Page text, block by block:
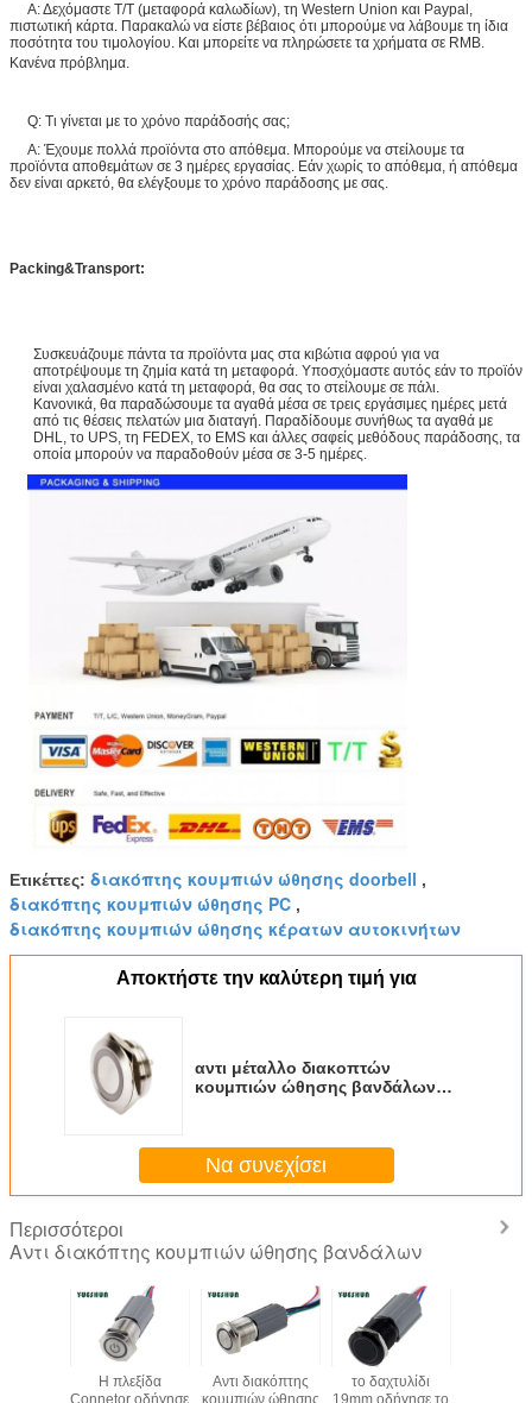
Α: Δεχόμαστε T/T (μεταφορά καλωδίων), τη Western Union και Paypal,
πιστωτική κάρτα. Παρακαλώ να είστε βέβαιος ότι μπορούμε να λάβουμε τη ίδια
ποσότητα του τιμολογίου. Και μπορείτε να πληρώσετε τα χρήματα σε RMB.
Κανένα πρόβλημα.
Q: Τι γίνεται με το χρόνο παράδοσής σας;
Α: Έχουμε πολλά προϊόντα στο απόθεμα. Μπορούμε να στείλουμε τα
προϊόντα αποθεμάτων σε 3 ημέρες εργασίας. Εάν χωρίς το απόθεμα, ή απόθεμα
δεν είναι αρκετό, θα ελέγξουμε το χρόνο παράδοσης με σας.
Packing&Transport:
Συσκευάζουμε πάντα τα προϊόντα μας στα κιβώτια αφρού για να
αποτρέψουμε τη ζημία κατά τη μεταφορά. Υποσχόμαστε αυτός εάν το προϊόν
είναι χαλασμένο κατά τη μεταφορά, θα σας το στείλουμε σε πάλι.
Κανονικά, θα παραδώσουμε τα αγαθά μέσα σε τρεις εργάσιμες ημέρες μετά
από τις θέσεις πελατών μια διαταγή. Παραδίδουμε συνήθως τα αγαθά με
DHL, το UPS, τη FEDEX, το EMS και άλλες σαφείς μεθόδους παράδοσης, τα
οποία μπορούν να παραδοθούν μέσα σε 3-5 ημέρες.
Ετικέττες: διακόπτης κουμπιών ώθησης doorbell ,
διακόπτης κουμπιών ώθησης PC ,
διακόπτης κουμπιών ώθησης κέρατων αυτοκινήτων
Αποκτήστε την καλύτερη τιμή για
αντι μέταλλο διακοπτών
κουμπιών ώθησης βανδάλων
Rgb που οδηγείται
Να συνεχίσει
Περισσότεροι
Αντι διακόπτης κουμπιών ώθησης βανδάλων
Η πλεξίδα
Connetor οδήγησε
Αντι διακόπτης
κουμπιών ώθησης
το δαχτυλίδι
19mm οδήγησε το